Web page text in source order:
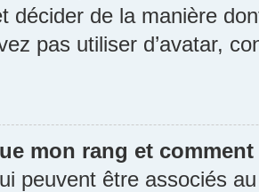
décider de la manière
pas utiliser d’avatar,
mon rang et
peuvent être associés